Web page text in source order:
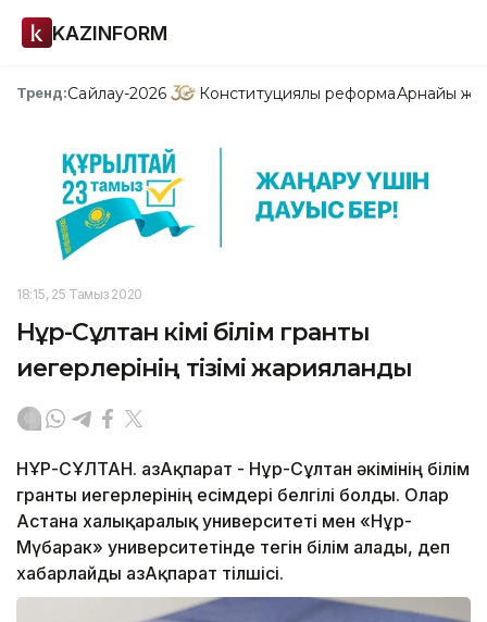
KAZINFORM
Тренд:Сайлау-2026 Конституциялық реформаАрнайы
18:15, 25 Тамыз 2020
Нұр-Сұлтан әкімі білім гранты
иегерлерінің тізімі жарияланды
НҰР-СҰЛТАН. ҚазАқпарат - Нұр-Сұлтан әкімінің білім
гранты иегерлерінің есімдері белгілі болды. Олар
Астана халықаралық университеті мен «Нұр-
Мүбарак» университетінде тегін білім алады, деп
хабарлайды ҚазАқпарат тілшісі.